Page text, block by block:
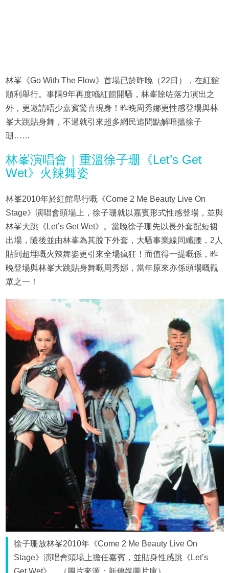
林峯《Go With The Flow》首場已於昨晚（22日），在紅館
順利舉行。事隔9年再度喺紅館開騷，林峯除咗落力演出之
外，更邀請唔少嘉賓驚喜現身！昨晚周秀娜更性感登場與林
峯大跳貼身舞，不過就引來超多網民追問點解唔搵徐子
珊……
林峯演唱會｜重溫徐子珊《Let’s Get
Wet》火辣舞姿
林峯2010年於紅館舉行嘅《Come 2 Me Beauty Live On
Stage》演唱會頭場上，徐子珊就以嘉賓形式性感登場，並與
林峯大跳《Let’s Get Wet》。當晚徐子珊先以長外套配短裙
出場，隨後並由林峯為其脫下外套，大騷事業線同纖腰，2人
貼到超埋嘅火辣舞姿更引來全場瘋狂！而值得一提嘅係，昨
晚登場與林峯大跳貼身舞嘅周秀娜，當年原來亦係頭場嘅觀
眾之一！
徐子珊放林峯2010年《Come 2 Me Beauty Live On
Stage》演唱會頭場上擔任嘉賓，並貼身性感跳《Let’s